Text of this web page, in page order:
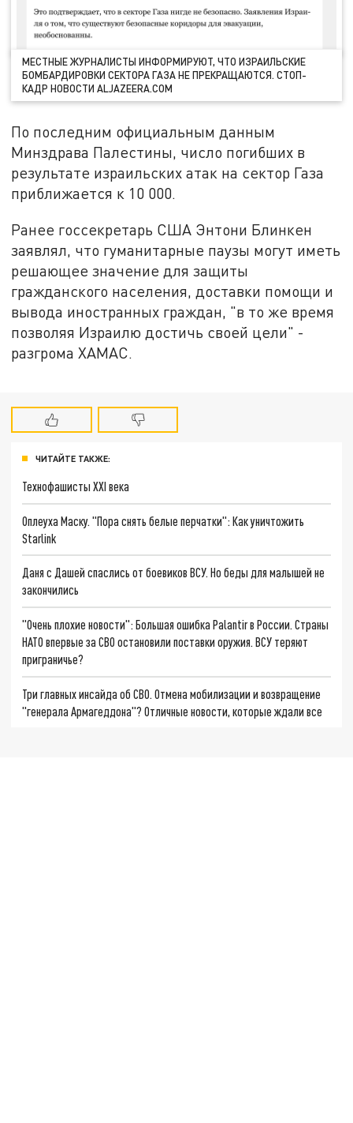
МЕСТНЫЕ ЖУРНАЛИСТЫ ИНФОРМИРУЮТ, ЧТО ИЗРАИЛЬСКИЕ
БОМБАРДИРОВКИ СЕКТОРА ГАЗА НЕ ПРЕКРАЩАЮТСЯ. СТОП-
КАДР НОВОСТИ ALJAZEERA.COM
По последним официальным данным
Минздрава Палестины, число погибших в
результате израильских атак на сектор Газа
приближается к 10 000.
Ранее госсекретарь США Энтони Блинкен
заявлял, что гуманитарные паузы могут иметь
решающее значение для защиты
гражданского населения, доставки помощи и
вывода иностранных граждан, "в то же время
позволяя Израилю достичь своей цели" -
разгрома ХАМАС.
ЧИТАЙТЕ ТАКЖЕ:
Технофашисты XXI века
Оплеуха Маску. "Пора снять белые перчатки": Как уничтожить
Starlink
Даня с Дашей спаслись от боевиков ВСУ. Но беды для малышей не
закончились
"Очень плохие новости": Большая ошибка Palantir в России. Страны
НАТО впервые за СВО остановили поставки оружия. ВСУ теряют
приграничье?
Три главных инсайда об СВО. Отмена мобилизации и возвращение
"генерала Армагеддона"? Отличные новости, которые ждали все